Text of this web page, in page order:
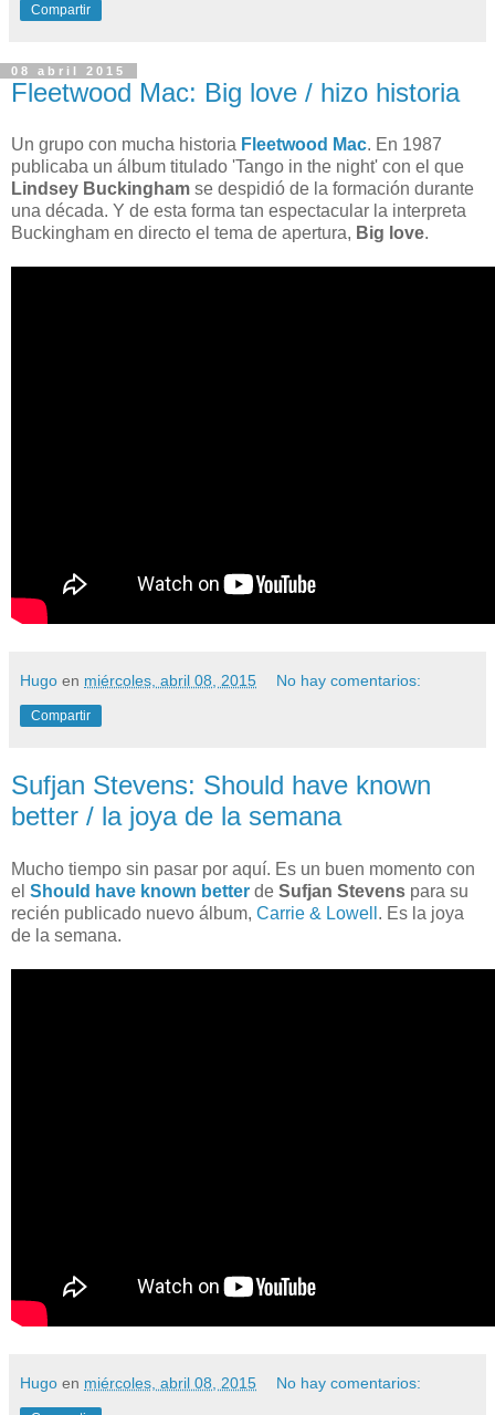
Compartir
08 abril 2015
Fleetwood Mac: Big love / hizo historia
Un grupo con mucha historia Fleetwood Mac. En 1987
publicaba un álbum titulado 'Tango in the night' con el que
Lindsey Buckingham se despidió de la formación durante
una década. Y de esta forma tan espectacular la interpreta
Buckingham en directo el tema de apertura, Big love.
Hugo en miércoles, abril 08, 2015 No hay comentarios:
Compartir
Sufjan Stevens: Should have known
better / la joya de la semana
Mucho tiempo sin pasar por aquí. Es un buen momento con
el Should have known better de Sufjan Stevens para su
recién publicado nuevo álbum, Carrie & Lowell . Es la joya
de la semana.
Hugo en miércoles, abril 08, 2015 No hay comentarios: